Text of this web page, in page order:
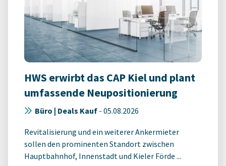
HWS erwirbt das CAP Kiel und plant
umfassende Neupositionierung
Büro | Deals Kauf - 05.08.2026
Revitalisierung und ein weiterer Ankermieter
sollen den prominenten Standort zwischen
Hauptbahnhof, Innenstadt und Kieler Förde ...